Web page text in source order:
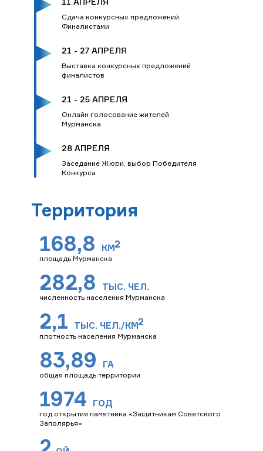
Сдача конкурсных предложений
Финалистами
21 - 27 АПРЕЛЯ
Выставка конкурсных предложений
финалистов
21 - 25 АПРЕЛЯ
Онлайн голосование жителей
Мурманска
28 АПРЕЛЯ
Заседание Жюри, выбор Победителя
Конкурса
Территория
168,8 КМ
площадь Мурманска
282,8 ТЫС. ЧЕЛ.
численность населения Мурманска
2,1 ТЫС. ЧЕЛ./КМ
плотность населения Мурманска
83,89 ГА
общая площадь территории
1974 ГОД
год открытия памятника «Защитникам Советского
Заполярья»